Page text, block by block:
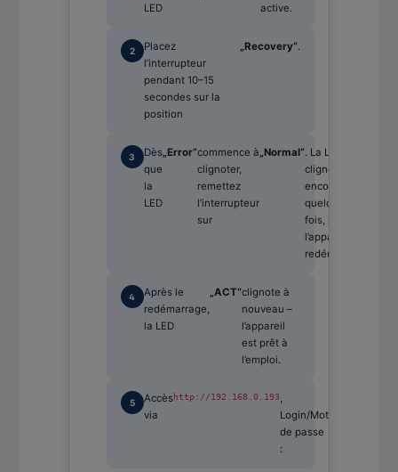
LED
active.
Placez
l’interrupteur
pendant 10–15
secondes sur la
position
„Recovery“.
Dès
que
la
LED
„Error“commence à
clignoter,
remettez
l’interrupteur
sur
„Normal“. La LED
clignote
encore
quelques
fois, puis
l’appareil
redémarre.
Après le
redémarrage,
la LED
„ACT“clignote à
nouveau –
l’appareil
est prêt à
l’emploi.
Accès
via
http://192.168.0.193
Login/Mot
de passe
: